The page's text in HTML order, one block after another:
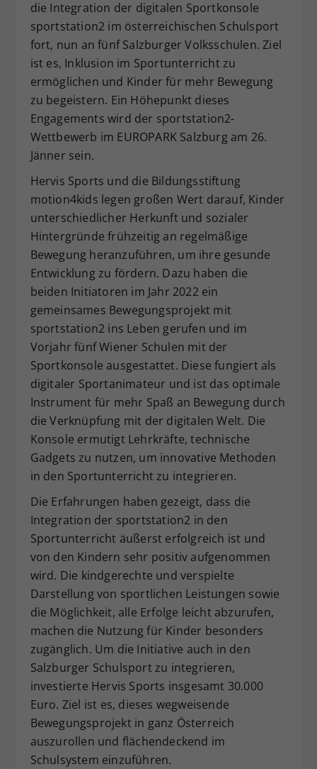
die Integration der digitalen Sportkonsole
sportstation2 im österreichischen Schulsport
fort, nun an fünf Salzburger Volksschulen. Ziel
ist es, Inklusion im Sportunterricht zu
ermöglichen und Kinder für mehr Bewegung
zu begeistern. Ein Höhepunkt dieses
Engagements wird der sportstation2-
Wettbewerb im EUROPARK Salzburg am 26.
Jänner sein.
Hervis Sports und die Bildungsstiftung
motion4kids legen großen Wert darauf, Kinder
unterschiedlicher Herkunft und sozialer
Hintergründe frühzeitig an regelmäßige
Bewegung heranzuführen, um ihre gesunde
Entwicklung zu fördern. Dazu haben die
beiden Initiatoren im Jahr 2022 ein
gemeinsames Bewegungsprojekt mit
sportstation2 ins Leben gerufen und im
Vorjahr fünf Wiener Schulen mit der
Sportkonsole ausgestattet. Diese fungiert als
digitaler Sportanimateur und ist das optimale
Instrument für mehr Spaß an Bewegung durch
die Verknüpfung mit der digitalen Welt. Die
Konsole ermutigt Lehrkräfte, technische
Gadgets zu nutzen, um innovative Methoden
in den Sportunterricht zu integrieren.
Die Erfahrungen haben gezeigt, dass die
Integration der sportstation2 in den
Sportunterricht äußerst erfolgreich ist und
von den Kindern sehr positiv aufgenommen
wird. Die kindgerechte und verspielte
Darstellung von sportlichen Leistungen sowie
die Möglichkeit, alle Erfolge leicht abzurufen,
machen die Nutzung für Kinder besonders
zugänglich. Um die Initiative auch in den
Salzburger Schulsport zu integrieren,
investierte Hervis Sports insgesamt 30.000
Euro. Ziel ist es, dieses wegweisende
Bewegungsprojekt in ganz Österreich
auszurollen und flächendeckend im
Schulsystem einzuführen.
Zweck
Dieser Wert speichert Ihre Consent-
Einstellungen. Unter anderem eine
zufällig generierte ID, für die
historische Speicherung Ihrer
vorgenommen Einstellungen, falls der
Webseiten-Betreiber dies eingestellt
hat.